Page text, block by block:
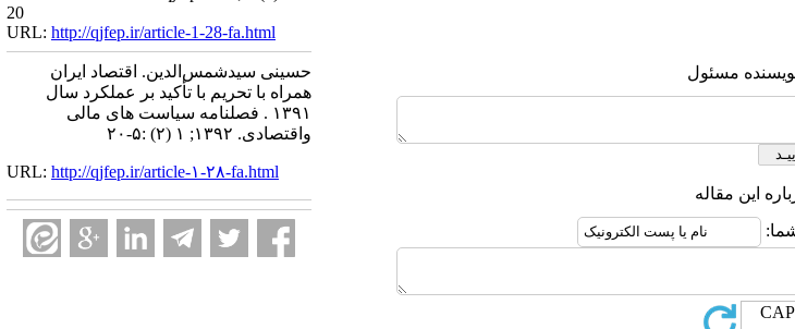
مسئول
این مقاله
20
URL: http://qjfep.ir/article-1-28-fa.html
حسینی سیدشمس‌الدین. اقتصاد ایران
همراه با تحریم با تأکید بر عملکرد سال
۱۳۹۱ . فصلنامه سیاست های مالی
واقتصادی. ۱۳۹۲; ۱ (۲) :۵-۲۰
URL: http://qjfep.ir/article-۱-۲۸-fa.html